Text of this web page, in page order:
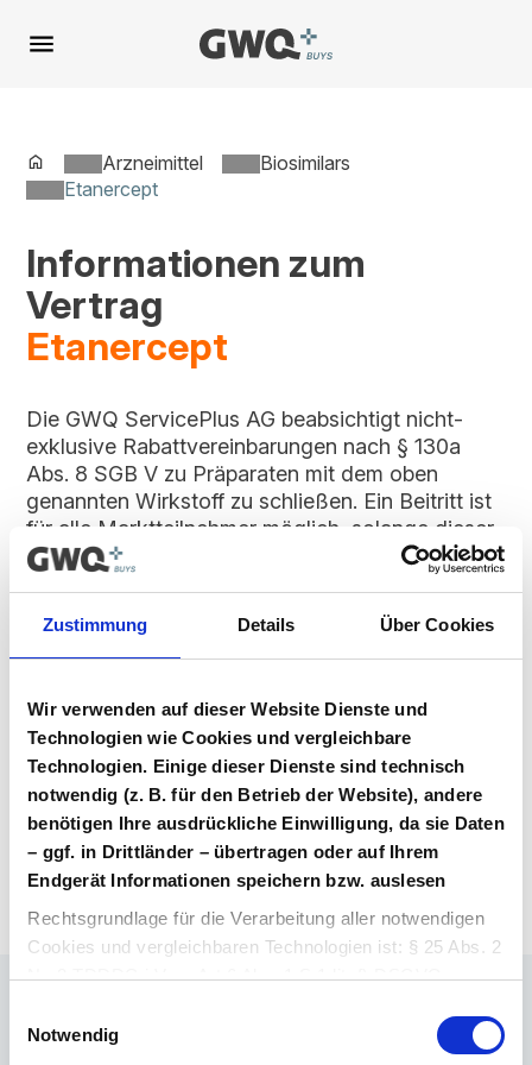
Zustimmung Details Über Cookies
Wir verwenden auf dieser Website Dienste und
Technologien wie Cookies und vergleichbare
Technologien. Einige dieser Dienste sind technisch
notwendig (z. B. für den Betrieb der Website), andere
benötigen Ihre ausdrückliche Einwilligung, da sie Daten
– ggf. in Drittländer – übertragen oder auf Ihrem
Endgerät Informationen speichern bzw. auslesen
Rechtsgrundlage für die Verarbeitung aller notwendigen
Cookies und vergleichbaren Technologien ist: § 25 Abs. 2
Nr. 2 TDDDG i.V.m. Art 6 Abs. 1 S.1 lit. f) DSGVO.
Rechtsgrundlage für die Verarbeitung aller weiteren
Notwendig
Spring
zu
Arzneimittel
Biosimilars
Etanercept
Informationen zum
Vertrag
Etanercept
Die GWQ ServicePlus AG beabsichtigt nicht-
exklusive Rabattvereinbarungen nach § 130a
Abs. 8 SGB V zu Präparaten mit dem oben
genannten Wirkstoff zu schließen. Ein Beitritt ist
für alle Marktteilnehmer möglich, solange dieser
Vertrag im Vergabeportal gelistet ist.
Vertragsunterlagen
Bitte melden Sie sich an, um Ihre
herunterzuladen. Sie haben noch kein
Benutzerkonto? Dann können Sie sich hier
direkt registrieren.
Login Arzneimittel Konto erstellen
Ihr Ansprechpartner